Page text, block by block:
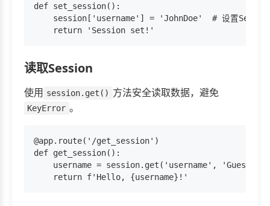
def set_session():
session['username'] = 'JohnDoe'  # 设置
读取Session
使用 session.get() 方法安全读取数据，避免
KeyError 。
@app.route('/get_session')
def get_session():
username = session.get('username', 'Guest')